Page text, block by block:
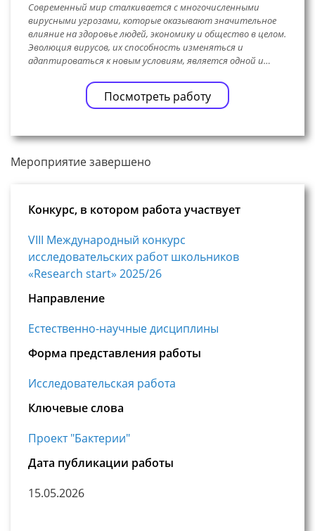
Современный мир сталкивается с многочисленными
вирусными угрозами, которые оказывают значительное
влияние на здоровье людей, экономику и общество в целом.
Эволюция вирусов, их способность изменяться и
адаптироваться к новым условиям, является одной и…
Посмотреть работу
Мероприятие завершено
Конкурс, в котором работа участвует
VIII Международный конкурс
исследовательских работ школьников
«Research start» 2025/26
Направление
Естественно-научные дисциплины
Форма представления работы
Исследовательская работа
Ключевые слова
Проект "Бактерии"
Дата публикации работы
15.05.2026